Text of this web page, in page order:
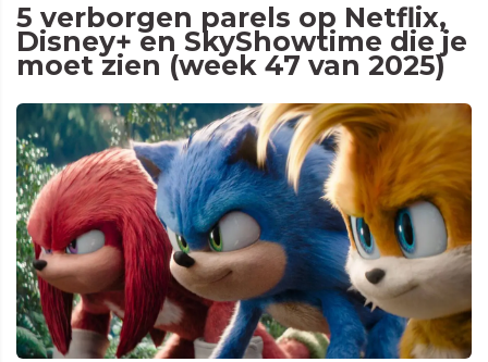
5 verborgen parels op Netflix,
Disney+ en SkyShowtime die je
moet zien (week 47 van 2025)